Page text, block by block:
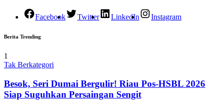
Facebook Twitter LinkedIn Instagram
Berita Trending
1
Tak Berkategori
Besok, Seri Dumai Bergulir! Riau Pos-HSBL 2026
Siap Suguhkan Persaingan Sengit